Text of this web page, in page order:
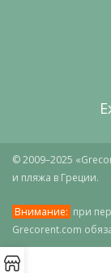
© 2009–2025
и пляжа в Греции.
Внимание: при
Grecorent.com